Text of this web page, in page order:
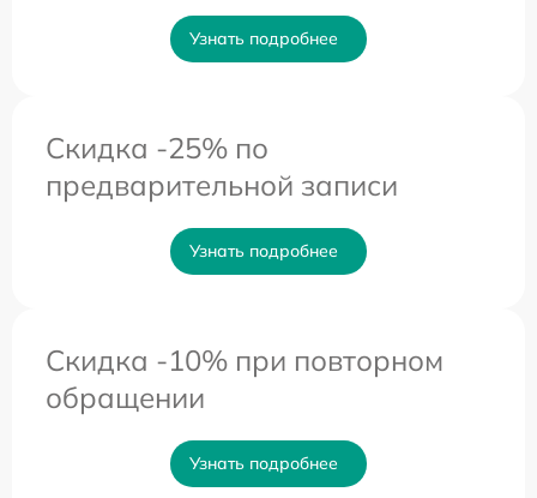
Узнать подробнее
Скидка -25% по
предварительной записи
Узнать подробнее
Скидка -10% при повторном
обращении
Узнать подробнее